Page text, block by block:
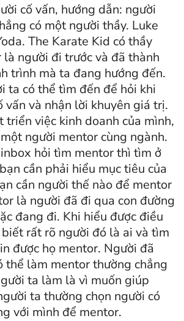
cố vấn, hướng dẫn: người
có một người thầy. Luke
The Karate Kid có thầy
người đi trước và đã thành
trình mà ta đang hướng đến.
ta có thể tìm đến để hỏi khi
vấn và nhận lời khuyên giá trị.
triển việc kinh doanh của mình,
người mentor cùng ngành.
hỏi tìm mentor thì tìm ở
cần phải hiểu mục tiêu của
cần người thế nào để mentor
là người đã đi qua con đường
đang đi. Khi hiểu được điều
rất rõ người đó là ai và tìm
được họ mentor. Người đã
thể làm mentor thường chẳng
ta làm là vì muốn giúp
ta thường chọn người có
với mình để mentor.